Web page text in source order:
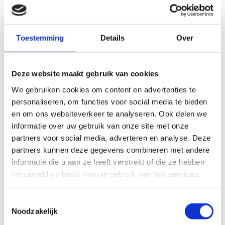
Toestemming Details Over
Deze website maakt gebruik van cookies
We gebruiken cookies om content en advertenties te
personaliseren, om functies voor social media te bieden
en om ons websiteverkeer te analyseren. Ook delen we
informatie over uw gebruik van onze site met onze
partners voor social media, adverteren en analyse. Deze
partners kunnen deze gegevens combineren met andere
informatie die u aan ze heeft verstrekt of die ze hebben
verzameld op basis van uw gebruik van hun services.
Noodzakelijk
KarakterKracht: Een Spel dat Zelfinzicht
27 november 202427
november
2024
Het spel KarakterKracht biedt een toffe en
effectieve aanpak om hoogbegaafde kinderen
te ondersteunen in het ontwikkelen van een
positief en realistisch zelfbeeld door middel van
het toepassen van positieve …
Lezen